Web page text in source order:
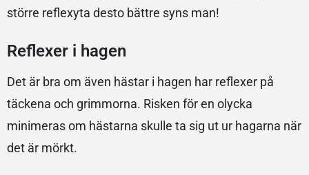
större reflexyta desto bättre syns man!
Reflexer i hagen
Det är bra om även hästar i hagen har reflexer på
täckena och grimmorna. Risken för en olycka
minimeras om hästarna skulle ta sig ut ur hagarna när
det är mörkt.